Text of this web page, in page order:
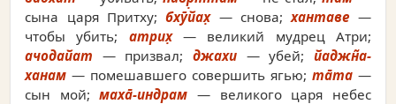
сына царя Притху;бхӯйах̣— снова;хантаве —
чтобы убить; атрих̣— великий мудрец Атри;
ачодайат — призвал; джахи — убей; йаджн̃а-
ханам — помешавшего совершить ягью; та̄та—
сын мой;маха̄-индрам — великого царя небес